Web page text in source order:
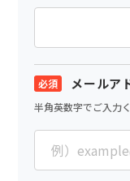
メールア
半角英数字でご入力